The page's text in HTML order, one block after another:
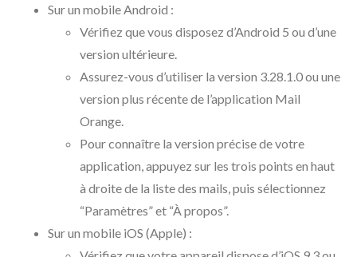
Sur un mobile Android :
Vérifiez que vous disposez d’Android 5 ou d’une
version ultérieure.
Assurez-vous d’utiliser la version 3.28.1.0 ou une
version plus récente de l’application Mail
Orange.
Pour connaître la version précise de votre
application, appuyez sur les trois points en haut
à droite de la liste des mails, puis sélectionnez
“Paramètres” et “À propos”.
Sur un mobile iOS (Apple) :